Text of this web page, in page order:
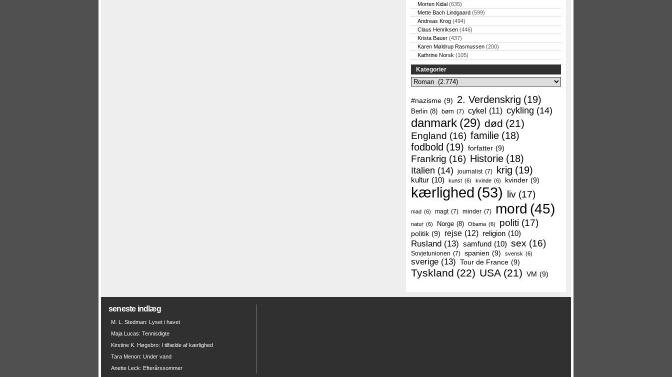
Morten Kidal (635)
Mette Bach Lindgaard (599)
Andreas Krog (494)
Claus Henriksen (446)
Krista Bauer (437)
Karen Møldrup Rasmussen (200)
Kathrine Norsk (105)
Kategorier
Kategorier
#nazisme (9) 2. Verdenskrig (19)
Berlin (8) børn (7) cykel (11) cykling (14)
danmark (29) død (21)
England (16) familie (18)
fodbold (19) forfatter (9)
Frankrig (16) Historie (18)
Italien (14) journalist (7) krig (19)
kultur (10) kunst (6) kvinde (6) kvinder (9)
kærlighed (53) liv (17)
mad (6) magt (7) minder (7) mord (45)
natur (6) Norge (8) Obama (6) politi (17)
politik (9) rejse (12) religion (10)
Rusland (13) samfund (10) sex (16)
Sovjetunionen (7) spanien (9) svensk (6)
sverige (13) Tour de France (9)
Tyskland (22) USA (21) VM (9)
seneste indlæg
M. L. Stedman: Lyset i havet
Maja Lucas: Tennisdigte
Kirstine K. Høgsbro: I tilfælde af kærlighed
Tara Menon: Under vand
Anette Leck: Efterårssommer